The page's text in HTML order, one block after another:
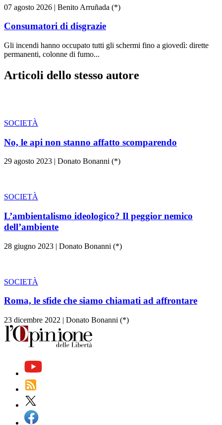
07 agosto 2026 | Benito Arruñada (*)
Consumatori di disgrazie
Gli incendi hanno occupato tutti gli schermi fino a giovedì: dirette
permanenti, colonne di fumo...
Articoli dello stesso autore
SOCIETÀ
No, le api non stanno affatto scomparendo
29 agosto 2023 | Donato Bonanni (*)
SOCIETÀ
L’ambientalismo ideologico? Il peggior nemico
dell’ambiente
28 giugno 2023 | Donato Bonanni (*)
SOCIETÀ
Roma, le sfide che siamo chiamati ad affrontare
23 dicembre 2022 | Donato Bonanni (*)